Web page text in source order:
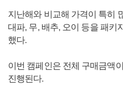
지난해와 비교해 가격이 특히
대파, 무, 배추, 오이 등을 패키
했다.
이번 캠페인은 전체 구매금액
진행된다.